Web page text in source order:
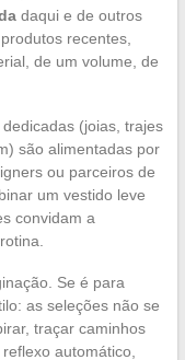
daqui e de outros
recentes,
de um volume, de
(joias, trajes
são alimentadas por
ou parceiros de
um vestido leve
convidam a
Se é para
as seleções não se
traçar caminhos
automático,